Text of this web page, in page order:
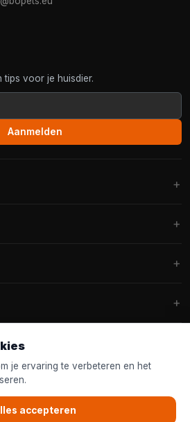
tips voor je huisdier.
Aanmelden
je ervaring te verbeteren en het
accepteren